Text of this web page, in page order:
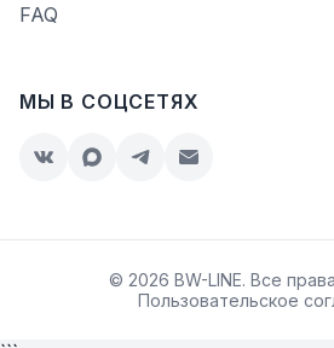
FAQ
МЫ В СОЦСЕТЯХ
© 2026 BW-LINE. Все
Пользовательское